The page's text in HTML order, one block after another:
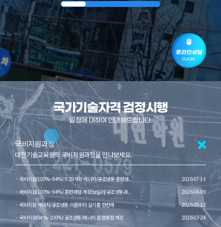
국가기술자격 검정시행
일정에 대하여 안내해드립니다.
국비지원과정
대한기술교육원의 국비지원과정을 만나보세요.
국비지원(100%~94%) 9.29개강 에너지/공조냉동 훈련생..
2026-07-16
국비지원(100%~94%) 훈련과정 개강(보일러/공조냉동과..
2026-06-09
국비지원 에너지/공조냉동 이론부터 실기를 한번에
2026-05-12
국비지원(94%~100%) 공조냉동/에너지 훈련과정 개강
2026-03-24